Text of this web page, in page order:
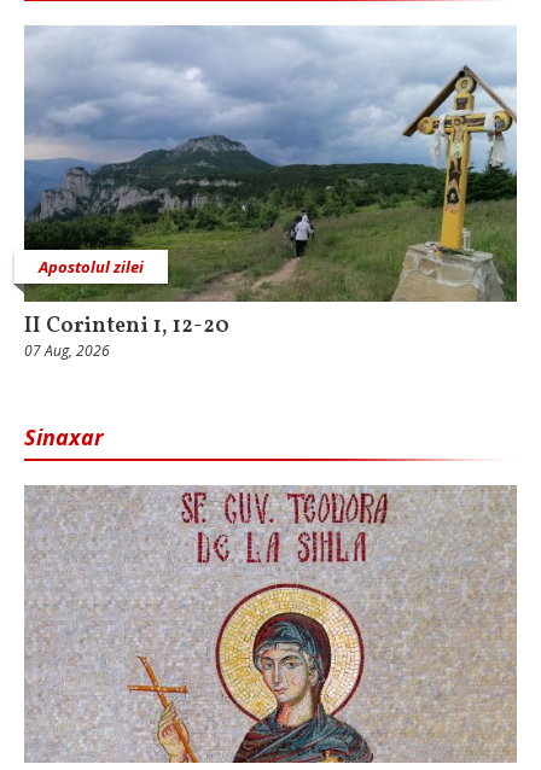
Apostolul zilei
II Corinteni 1, 12-20
07 Aug, 2026
Sinaxar